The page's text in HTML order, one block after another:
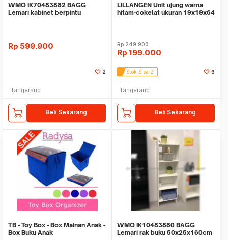
WMO IK70483882 BAGG
Lemari kabinet berpintu
Rp 599.900
2
Tangerang
Beli Sekarang
LILLANGEN Unit ujung warna
hitam-cokelat ukuran 19x19x64
Rp249.900
Rp 199.000
Stok Sisa 2 6
Tangerang
Beli Sekarang
TB - Toy Box - Box Mainan Anak -
Box Buku Anak
WMO IK10483880 BAGG
Lemari rak buku 50x25x160cm